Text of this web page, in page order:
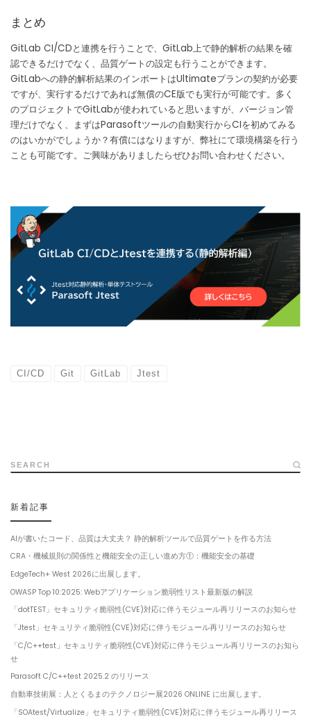
まとめ
GitLab CI/CDと連携を行うことで、GitLab上で静的解析の結果を確
認できるだけでなく、品質ゲートの設定も行うことができます。
GitLabへの静的解析結果のインポートはUltimateプランの契約が必要
ですが、実行するだけであれば無償のCE版でも実行が可能です。多く
のプロジェクトでGitLabが使われていると思いますが、バージョン管
理だけでなく、まずはParasoftツールの自動実行からCIを初めてみる
のはいかがでしょうか？有償にはなりますが、弊社にて環境構築を行う
ことも可能です。ご興味がありましたらぜひお問い合わせください。
CI/CD Git GitLab Jtest
SEARCH
新着記事
AIが書いたコード、品質は大丈夫？ 静的解析ツールで品質ゲートを作る方法
CRA・機械規則の関係性と機能安全の正しい進め方①：機能安全の基礎
EdgeTech+ West 2026に出展します。
OWASP Top 10:2025: Webアプリケーション脆弱性リスト最新版の解説
「dotTEST」セキュリティ脆弱性(CVE)対応に伴うモジュール再リリースのお知らせ
「Jtest」セキュリティ脆弱性(CVE)対応に伴うモジュール再リリースのお知らせ
「C/C++test」セキュリティ脆弱性(CVE)対応に伴うモジュール再リリースのお知ら
せ
Parasoft C/C++test 2025.2 のリリース
自動車技術展：人とくるまのテクノロジー展2026 ONLINE に出展します。
「SOAtest/Virtualize」セキュリティ脆弱性(CVE)対応に伴うモジュール再リリース